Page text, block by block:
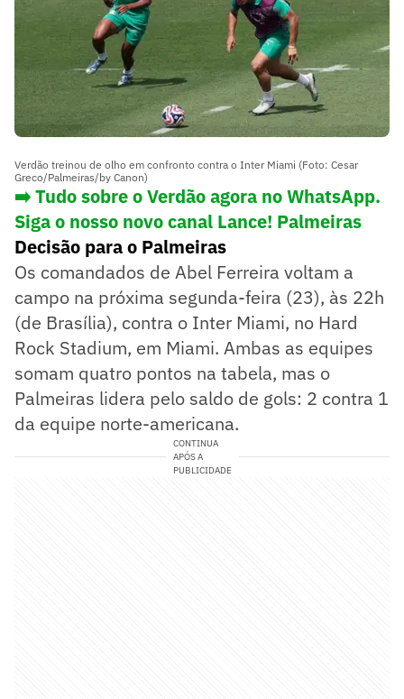
Verdão treinou de olho em confronto contra o Inter Miami (Foto: Cesar
Greco/Palmeiras/by Canon)
➡️ Tudo sobre o Verdão agora no WhatsApp.
Siga o nosso novo canal Lance! Palmeiras
Decisão para o Palmeiras
Os comandados de Abel Ferreira voltam a
campo na próxima segunda-feira (23), às 22h
(de Brasília), contra o Inter Miami, no Hard
Rock Stadium, em Miami. Ambas as equipes
somam quatro pontos na tabela, mas o
Palmeiras lidera pelo saldo de gols: 2 contra 1
da equipe norte-americana.
CONTINUA
APÓS A
PUBLICIDADE